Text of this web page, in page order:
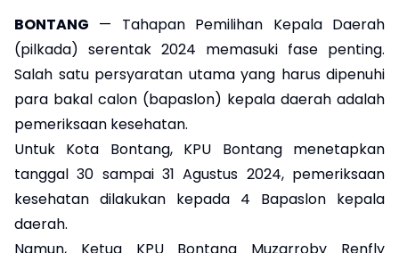
BONTANG — Tahapan Pemilihan Kepala Daerah
(pilkada) serentak 2024 memasuki fase penting.
Salah satu persyaratan utama yang harus dipenuhi
para bakal calon (bapaslon) kepala daerah adalah
pemeriksaan kesehatan.
Untuk Kota Bontang, KPU Bontang menetapkan
tanggal 30 sampai 31 Agustus 2024, pemeriksaan
kesehatan dilakukan kepada 4 Bapaslon kepala
daerah.
Namun, Ketua KPU Bontang Muzarroby Renfly